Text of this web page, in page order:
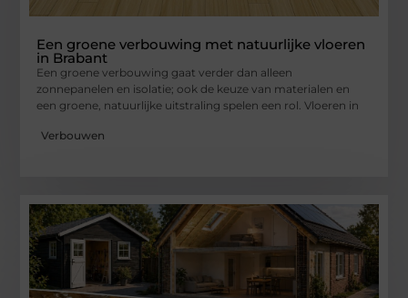
Een groene verbouwing met natuurlijke vloeren
in Brabant
Een groene verbouwing gaat verder dan alleen
zonnepanelen en isolatie; ook de keuze van materialen en
een groene, natuurlijke uitstraling spelen een rol. Vloeren in
Verbouwen